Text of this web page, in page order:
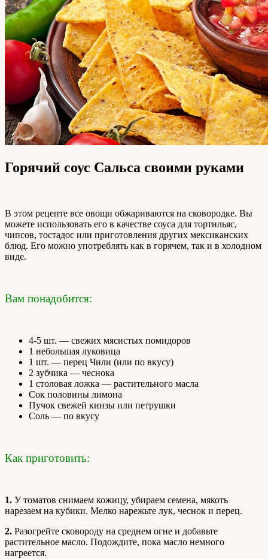
Горячий соус Сальса своими руками
В этом рецепте все овощи обжариваются на сковородке. Вы
можете использовать его в качестве соуса для тортильяс,
чипсов, тостадос или приготовления других мексиканских
блюд. Его можно употреблять как в горячем, так и в холодном
виде.
Вам понадобится:
4-5 шт. — свежих мясистых помидоров
1 небольшая луковица
1 шт. — перец Чили (или по вкусу)
2 зубчика — чеснока
1 столовая ложка — растительного масла
Сок половины лимона
Пучок свежей кинзы или петрушки
Соль — по вкусу
Как приготовить:
1. У томатов снимаем кожицу, убираем семена, мякоть
нарезаем на кубики. Мелко нарежьте лук, чеснок и перец.
2. Разогрейте сковороду на среднем огне и добавьте
растительное масло. Подождите, пока масло немного
нагреется.